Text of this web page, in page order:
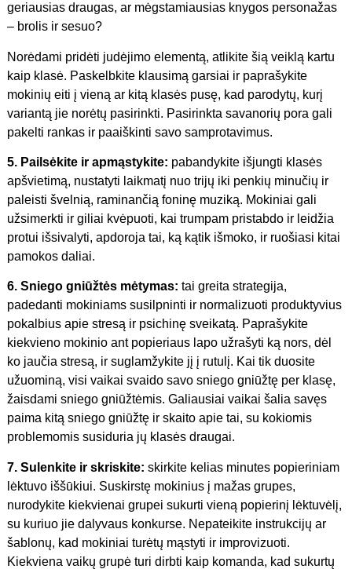
geriausias draugas, ar mėgstamiausias knygos personažas
– brolis ir sesuo?
Norėdami pridėti judėjimo elementą, atlikite šią veiklą kartu
kaip klasė. Paskelbkite klausimą garsiai ir paprašykite
mokinių eiti į vieną ar kitą klasės pusę, kad parodytų, kurį
variantą jie norėtų pasirinkti. Pasirinkta savanorių pora gali
pakelti rankas ir paaiškinti savo samprotavimus.
5. Pailsėkite ir apmąstykite: pabandykite išjungti klasės
apšvietimą, nustatyti laikmatį nuo trijų iki penkių minučių ir
paleisti švelnią, raminančią foninę muziką. Mokiniai gali
užsimerkti ir giliai kvėpuoti, kai trumpam pristabdo ir leidžia
protui išsivalyti, apdoroja tai, ką kątik išmoko, ir ruošiasi kitai
pamokos daliai.
6. Sniego gniūžtės mėtymas: tai greita strategija,
padedanti mokiniams susilpninti ir normalizuoti produktyvius
pokalbius apie stresą ir psichinę sveikatą. Paprašykite
kiekvieno mokinio ant popieriaus lapo užrašyti ką nors, dėl
ko jaučia stresą, ir suglamžykite jį į rutulį. Kai tik duosite
užuominą, visi vaikai svaido savo sniego gniūžtę per klasę,
žaisdami sniego gniūžtėmis. Galiausiai vaikai šalia savęs
paima kitą sniego gniūžtę ir skaito apie tai, su kokiomis
problemomis susiduria jų klasės draugai.
7. Sulenkite ir skriskite: skirkite kelias minutes popieriniam
lėktuvo iššūkiui. Suskirstę mokinius į mažas grupes,
nurodykite kiekvienai grupei sukurti vieną popierinį lėktuvėlį,
su kuriuo jie dalyvaus konkurse. Nepateikite instrukcijų ar
šablonų, kad mokiniai turėtų mąstyti ir improvizuoti.
Kiekviena vaikų grupė turi dirbti kaip komanda, kad sukurtų